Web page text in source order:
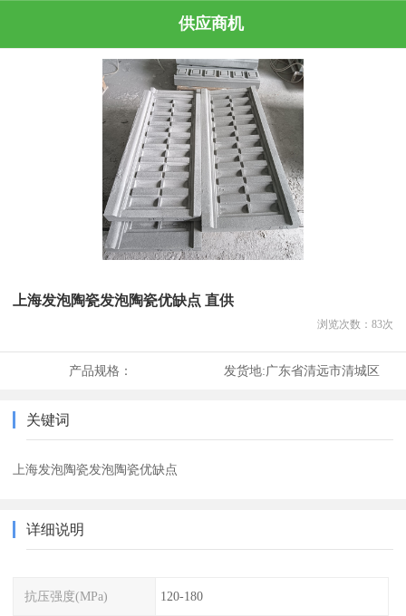
供应商机
上海发泡陶瓷发泡陶瓷优缺点 直供
浏览次数： 83次
产品规格： 发货地:广东省清远市清城区
关键词
上海发泡陶瓷发泡陶瓷优缺点
详细说明
抗压强度(MPa) 120-180